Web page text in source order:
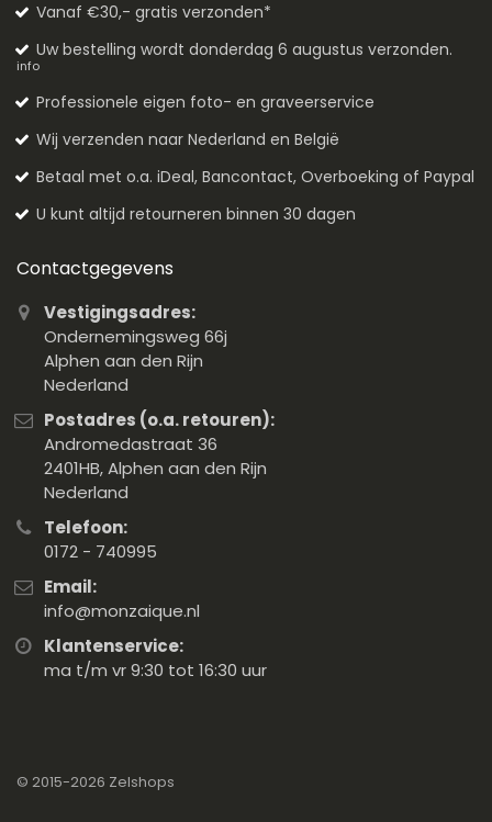
Vanaf €30,- gratis verzonden*
Uw bestelling wordt donderdag 6 augustus verzonden.
info
Professionele eigen foto- en graveerservice
Wij verzenden naar Nederland en België
Betaal met o.a. iDeal, Bancontact, Overboeking of Paypal
U kunt altijd retourneren binnen 30 dagen
Contactgegevens
Vestigingsadres:
Ondernemingsweg 66j
Alphen aan den Rijn
Nederland
Postadres (o.a. retouren):
Andromedastraat 36
2401HB, Alphen aan den Rijn
Nederland
Telefoon:
0172 - 740995
Email:
info@monzaique.nl
Klantenservice:
ma t/m vr 9:30 tot 16:30 uur
© 2015-2026 Zelshops